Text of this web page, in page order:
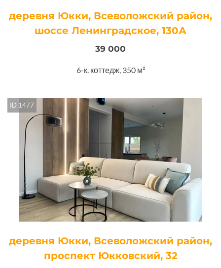
деревня Юкки, Всеволожский район,
шоссе Ленинградское, 130А
39 000
6-к. коттедж, 350 м²
ID 1477
деревня Юкки, Всеволожский район,
проспект Юкковский, 32